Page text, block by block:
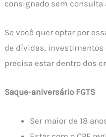
consignado sem consulta
Se você quer optar por
de dívidas, investimentos
precisa estar dentro dos
Saque-aniversário FGTS
Ser maior de 18